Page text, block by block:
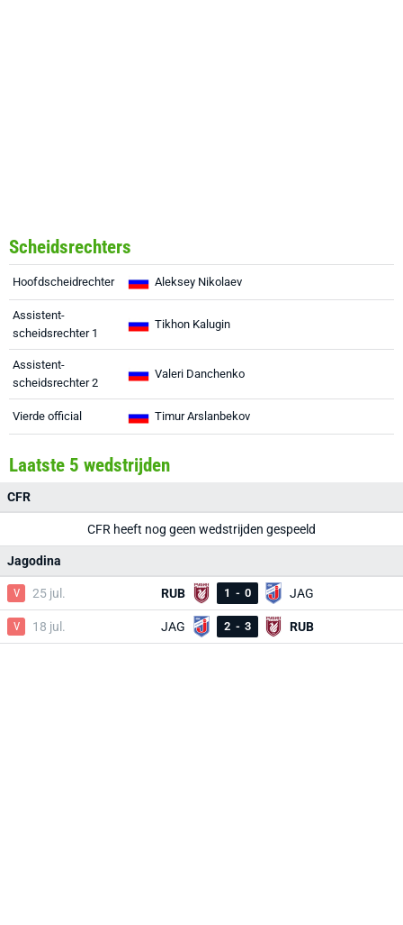
Scheidsrechters
Hoofdscheidrechter Aleksey Nikolaev
Assistent-
scheidsrechter 1
Tikhon Kalugin
Assistent-
scheidsrechter 2
Valeri Danchenko
Vierde official Timur Arslanbekov
Laatste 5 wedstrijden
CFR
CFR heeft nog geen wedstrijden gespeeld
Jagodina
V 25 jul. RUB 1 - 0 JAG
V 18 jul. JAG 2 - 3 RUB